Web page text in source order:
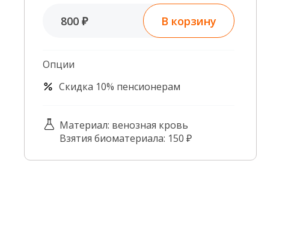
Сотрудники лаборатории
800 ₽ В корзину
Опции
Скидка 10% пенсионерам
Материал: венозная кровь
Взятия биоматериала: 150 ₽